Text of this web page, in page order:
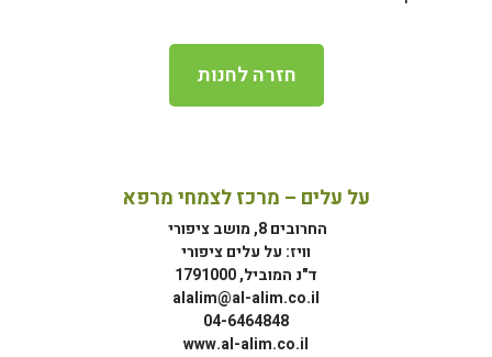
חזרה לחנות
על עלים – מרכז לצמחי מרפא
החרובים 8, מושב ציפורי
וויז: על עלים ציפורי
ד"נ המוביל, 1791000
alalim@al-alim.co.il
04-6464848
www.al-alim.co.il